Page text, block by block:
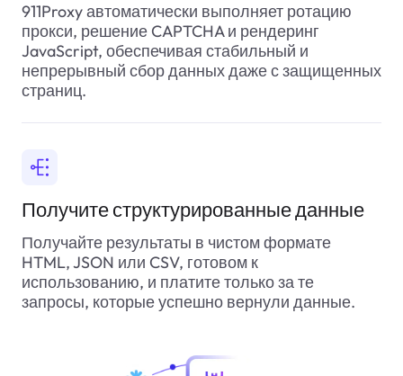
911Proxy автоматически выполняет ротацию
прокси, решение CAPTCHA и рендеринг
JavaScript, обеспечивая стабильный и
непрерывный сбор данных даже с защищенных
страниц.
Получите структурированные данные
Получайте результаты в чистом формате
HTML, JSON или CSV, готовом к
использованию, и платите только за те
запросы, которые успешно вернули данные.